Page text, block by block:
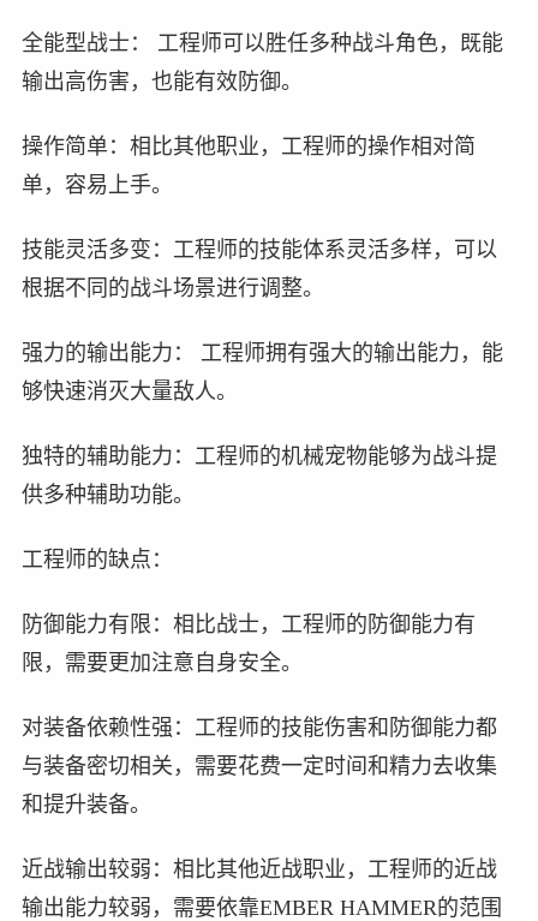
全能型战士： 工程师可以胜任多种战斗角色，既能
输出高伤害，也能有效防御。
操作简单：相比其他职业，工程师的操作相对简
单，容易上手。
技能灵活多变：工程师的技能体系灵活多样，可以
根据不同的战斗场景进行调整。
强力的输出能力： 工程师拥有强大的输出能力，能
够快速消灭大量敌人。
独特的辅助能力：工程师的机械宠物能够为战斗提
供多种辅助功能。
工程师的缺点：
防御能力有限：相比战士，工程师的防御能力有
限，需要更加注意自身安全。
对装备依赖性强：工程师的技能伤害和防御能力都
与装备密切相关，需要花费一定时间和精力去收集
和提升装备。
近战输出较弱：相比其他近战职业，工程师的近战
输出能力较弱，需要依靠EMBER HAMMER的范围